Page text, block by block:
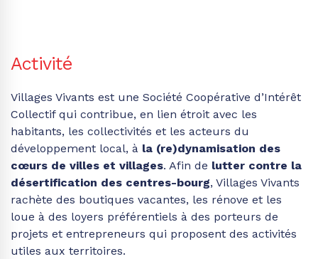
Activité
Villages Vivants est une Société Coopérative d’Intérêt
Collectif qui contribue, en lien étroit avec les
habitants, les collectivités et les acteurs du
développement local, à la (re)dynamisation des
cœurs de villes et villages. Afin de lutter contre la
désertification des centres-bourg, Villages Vivants
rachète des boutiques vacantes, les rénove et les
loue à des loyers préférentiels à des porteurs de
projets et entrepreneurs qui proposent des activités
utiles aux territoires.